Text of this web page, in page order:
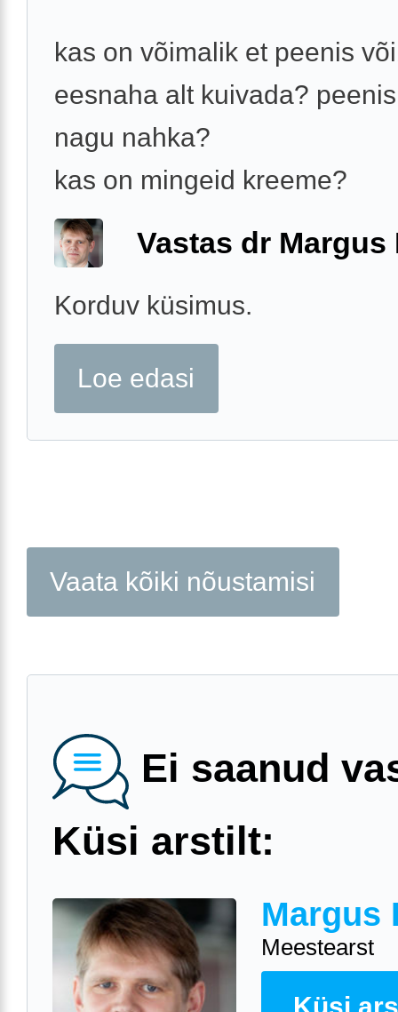
kas on võimalik et peenis
eesnaha alt kuivada?
nagu nahka?
kas on mingeid kreeme?
Vastas dr Margus
Korduv küsimus.
Loe edasi
Vaata kõiki nõustamisi
Ei saanud
Küsi arstilt:
Margus
Meestearst